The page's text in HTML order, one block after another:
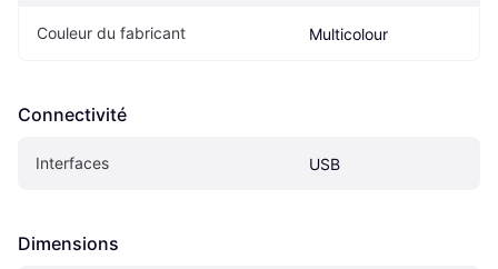
Couleur du fabricant Multicolour
Connectivité
Interfaces USB
Dimensions